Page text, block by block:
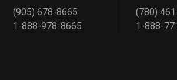
(905) 678-8665
1-888-978-8665
(780)
1-888-